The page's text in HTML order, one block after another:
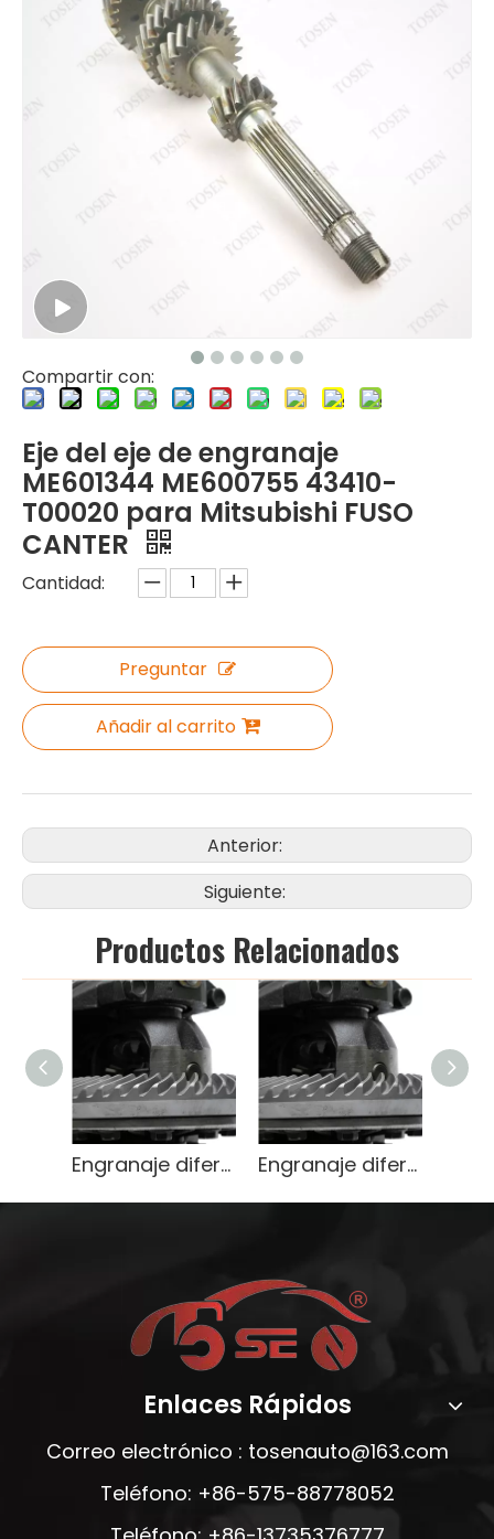
Compartir con:
Eje del eje de engranaje
ME601344 ME600755 43410-
T00020 para Mitsubishi FUSO
CANTER
Cantidad:
Preguntar
Añadir al carrito
Anterior:
Siguiente:
Productos Relacionados
Engranaje diferencial de servicio pesado OEM 9071666 Engranaje diferencial de servicio pesado OEM 9071666
Enlaces Rápidos
Correo electrónico : tosenauto@163.com
Teléfono: +86-575-88778052